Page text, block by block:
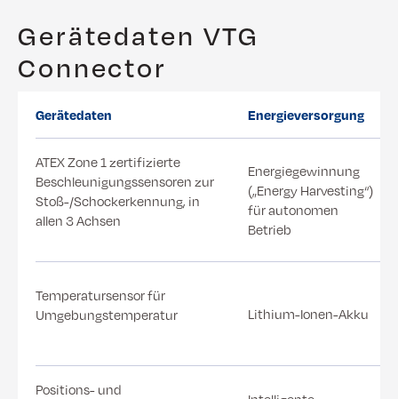
Gerätedaten VTG
Connector
Gerätedaten Energieversorgung
ATEX Zone 1 zertifizierte
Beschleunigungssensoren zur
Stoß-/Schockerkennung, in
allen 3 Achsen
Energiegewinnung
(„Energy Harvesting“)
für autonomen
Betrieb
Temperatursensor für
Umgebungstemperatur
Lithium-Ionen-Akku
Positions- und